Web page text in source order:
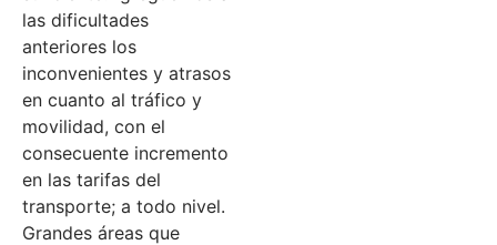
las dificultades
anteriores los
inconvenientes y atrasos
en cuanto al tráfico y
movilidad, con el
consecuente incremento
en las tarifas del
transporte; a todo nivel.
Grandes áreas que